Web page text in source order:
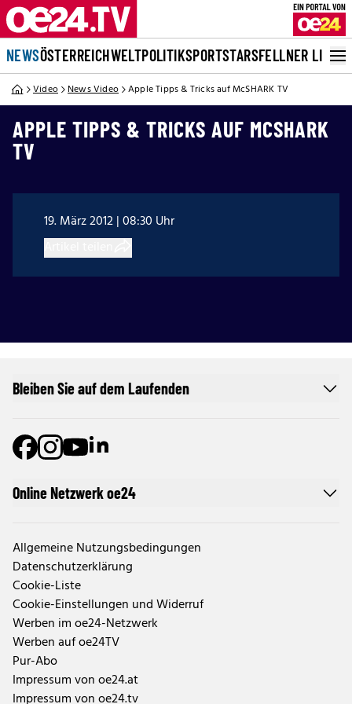
NEWSÖSTERREICHWELTPOLITIKSPORTSTARSFELLNER LIVE
Video News Video Apple Tipps & Tricks auf McSHARK TV
APPLE TIPPS & TRICKS AUF MCSHARK
TV
19. März 2012 | 08:30 Uhr
Online Netzwerk oe24
Allgemeine Nutzungsbedingungen
Datenschutzerklärung
Cookie-Liste
Cookie-Einstellungen und Widerruf
Werben im oe24-Netzwerk
Werben auf oe24TV
Pur-Abo
Impressum von oe24.at
Impressum von oe24.tv
Bleiben Sie auf dem Laufenden